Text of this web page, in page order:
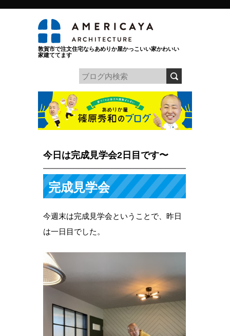
敦賀市で注文住宅ならあめりか屋かっこいい家かわいい
家建ててます
今日は完成見学会2日目です〜
完成見学会
今週末は完成見学会ということで、昨日
は一日目でした。